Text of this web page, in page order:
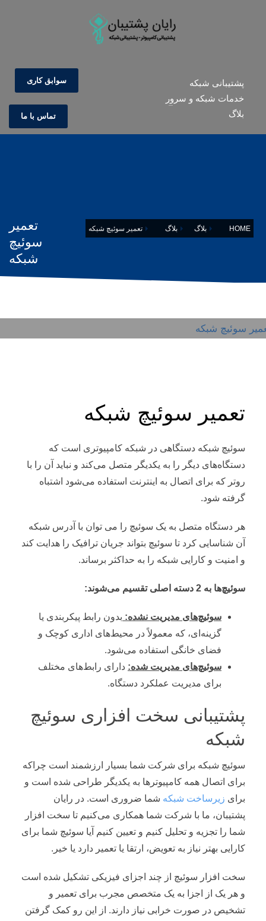
پشتیبانی شبکه
خدمات شبکه و سرور
بلاگ
سوابق کاری
تماس با ما
HOME بلاگ بلاگ تعمیر سوئیچ شبکه
تعمیر
سوئیچ
شبکه
تعمیر سوئیچ شبکه
سوئیچ شبکه دستگاهی در شبکه کامپیوتری است که
دستگاه‌های دیگر را به یکدیگر متصل می‌کند و نباید آن را با
روتر که برای اتصال به اینترنت استفاده می‌شود اشتباه
گرفته شود.
هر دستگاه متصل به یک سوئیچ را می توان با آدرس شبکه
آن شناسایی کرد تا سوئیچ بتواند جریان ترافیک را هدایت کند
و امنیت و کارایی شبکه را به حداکثر برساند.
سوئیچ‌ها به 2 دسته اصلی تقسیم می‌شوند:
سوئیچ‌های مدیریت نشده: بدون رابط پیکربندی یا
گزینه‌ای، که معمولاً در محیط‌های اداری کوچک و
فضای خانگی استفاده می‌شود.
سوئیچ‌های مدیریت شده: دارای رابط‌های مختلف
برای مدیریت عملکرد دستگاه.
پشتیبانی سخت افزاری سوئیچ
شبکه
سوئیچ شبکه برای شرکت شما بسیار ارزشمند است چراکه
برای اتصال همه کامپیوترها به یکدیگر طراحی شده است و
برای زیرساخت شبکه شما ضروری است. در رایان
پشتیبان، ما با شرکت شما همکاری می‌کنیم تا سخت افزار
شما را تجزیه و تحلیل کنیم و تعیین کنیم آیا سوئیچ شما برای
کارایی بهتر نیاز به تعویض، ارتقا یا تعمیر دارد یا خیر.
سخت افزار سوئیچ از چند اجزای فیزیکی تشکیل شده است
و هر یک از اجزا به یک متخصص مجرب برای تعمیر و
تشخیص در صورت خرابی نیاز دارند. از این رو کمک گرفتن